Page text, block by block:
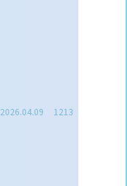
2026.04.09 1213